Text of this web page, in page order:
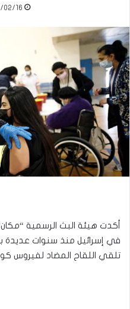
02/16
أكدت هيئة البث الرسمية
في إسرائيل منذ سنوات عديدة
تلقي اللقاح المضاد لفيروس